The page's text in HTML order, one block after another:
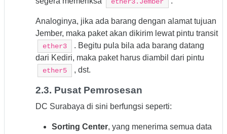
Analoginya, jika ada barang dengan alamat tujuan
Jember, maka paket akan dikirim lewat pintu transit
ether3
. Begitu pula bila ada barang datang
dari Kediri, maka paket harus diambil dari pintu
ether5 , dst.
2.3. Pusat Pemrosesan
DC Surabaya di sini berfungsi seperti:
Sorting Center, yang menerima semua data